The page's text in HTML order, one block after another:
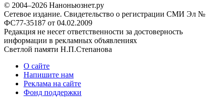
© 2004–2026 Наноньюзнет.ру
Сетевое издание. Свидетельство о регистрации СМИ Эл №
ФС77-35187 от 04.02.2009
Редакция не несет ответственности за достоверность
информации в рекламных объявлениях
Светлой памяти Н.П.Степанова
О сайте
Напишите нам
Реклама на сайте
Фонд поддержки